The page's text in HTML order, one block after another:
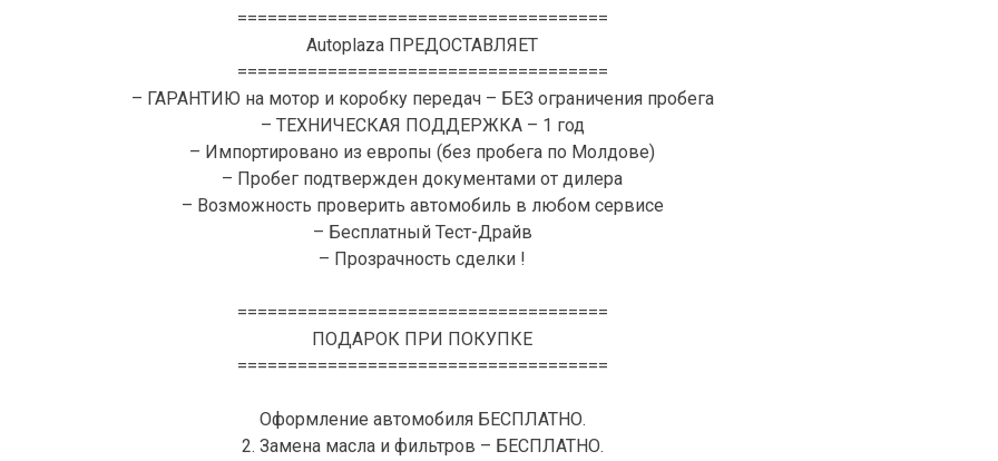
=====================================
Autoplaza ПРЕДОСТАВЛЯЕТ
=====================================
– ГАРАНТИЮ на мотор и коробку передач – БЕЗ ограничения пробега
– ТЕХНИЧЕСКАЯ ПОДДЕРЖКА – 1 год
– Импортировано из европы (без пробега по Молдове)
– Пробег подтвержден документами от дилера
– Возможность проверить автомобиль в любом сервисе
– Бесплатный Тест-Драйв
– Прозрачность сделки !
=====================================
ПОДАРОК ПРИ ПОКУПКЕ
=====================================
Оформление автомобиля БЕСПЛАТНО.
2. Замена масла и фильтров – БЕСПЛАТНО.